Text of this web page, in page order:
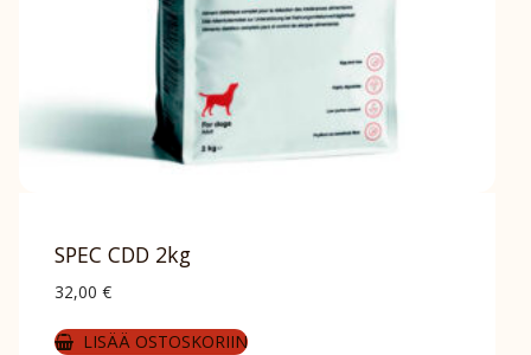
SPEC CDD 2kg
32,00 €
LISÄÄ OSTOSKORIIN